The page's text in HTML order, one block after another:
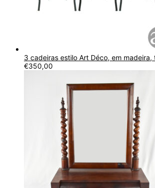
3 cadeiras estilo Art Déco, em
€350,00